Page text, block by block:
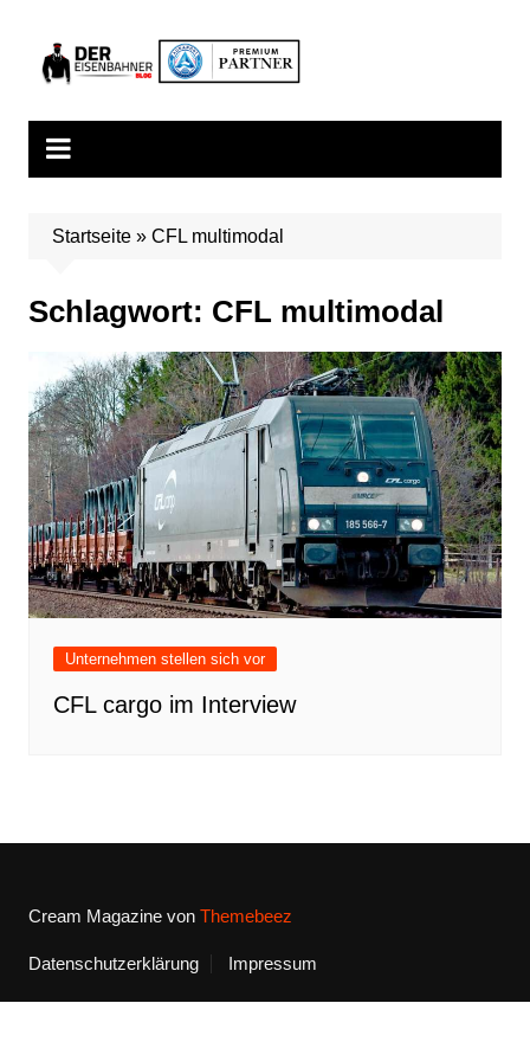
springen
Startseite» CFL multimodal
Schlagwort: CFL multimodal
Unternehmen stellen sich vor
CFL cargo im Interview
Cream Magazine von Themebeez
Datenschutzerklärung Impressum